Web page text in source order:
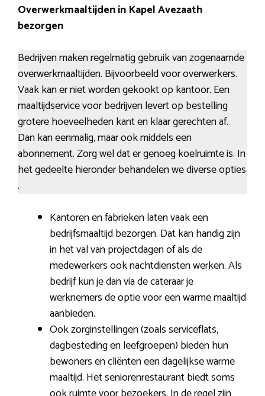
Overwerkmaaltijden in Kapel Avezaath
bezorgen
Bedrijven maken regelmatig gebruik van zogenaamde
overwerkmaaltijden. Bijvoorbeeld voor overwerkers.
Vaak kan er niet worden gekookt op kantoor. Een
maaltijdservice voor bedrijven levert op bestelling
grotere hoeveelheden kant en klaar gerechten af.
Dan kan eenmalig, maar ook middels een
abonnement. Zorg wel dat er genoeg koelruimte is. In
het gedeelte hieronder behandelen we diverse opties
.
Kantoren en fabrieken laten vaak een
bedrijfsmaaltijd bezorgen. Dat kan handig zijn
in het val van projectdagen of als de
medewerkers ook nachtdiensten werken. Als
bedrijf kun je dan via de cateraar je
werknemers de optie voor een warme maaltijd
aanbieden.
Ook zorginstellingen (zoals serviceflats,
dagbesteding en leefgroepen) bieden hun
bewoners en cliënten een dagelijkse warme
maaltijd. Het seniorenrestaurant biedt soms